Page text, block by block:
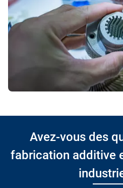
Avez-vous des
fabrication additive